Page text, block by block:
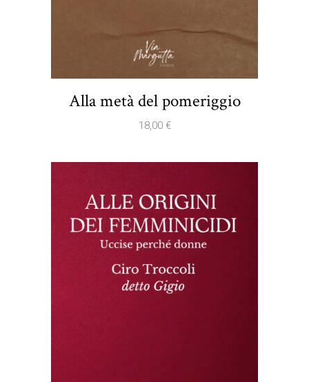
Alla metà del pomeriggio
18,00 €